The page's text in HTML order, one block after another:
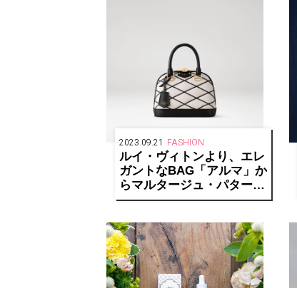
2023.09.21 FASHION
ルイ・ヴィトンより、エレ
ガントなBAG「アルマ」か
らマルタージュ・パターン
をあしらった新作を発売